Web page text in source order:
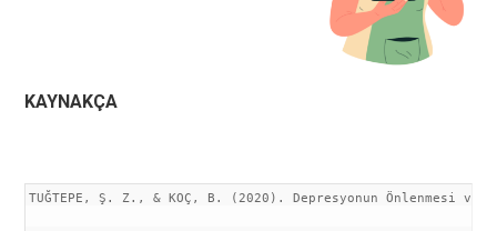
KAYNAKÇA
TUĞTEPE, Ş. Z., & KOÇ, B. (2020). Depresyonun Önlenmesi